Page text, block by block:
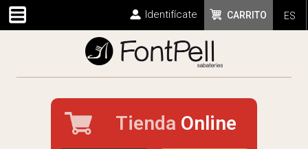
ES
CARRITO
Identifícate
Tienda Online